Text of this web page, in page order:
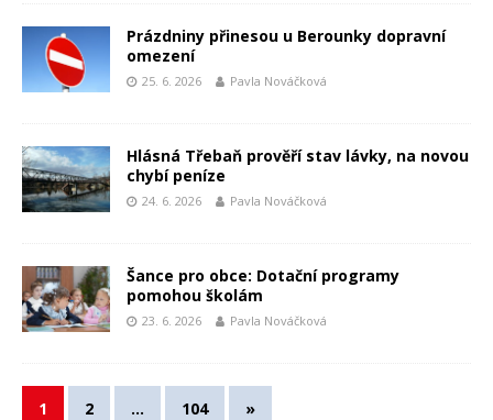
Prázdniny přinesou u Berounky dopravní
omezení
25. 6. 2026 Pavla Nováčková
Hlásná Třebaň prověří stav lávky, na novou
chybí peníze
24. 6. 2026 Pavla Nováčková
Šance pro obce: Dotační programy
pomohou školám
23. 6. 2026 Pavla Nováčková
1 2 … 104 »